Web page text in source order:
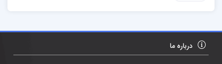
درباره ما